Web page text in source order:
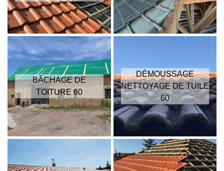
BÂCHAGE DE
TOITURE 60
DÉMOUSSAGE
NETTOYAGE DE TUILE
60